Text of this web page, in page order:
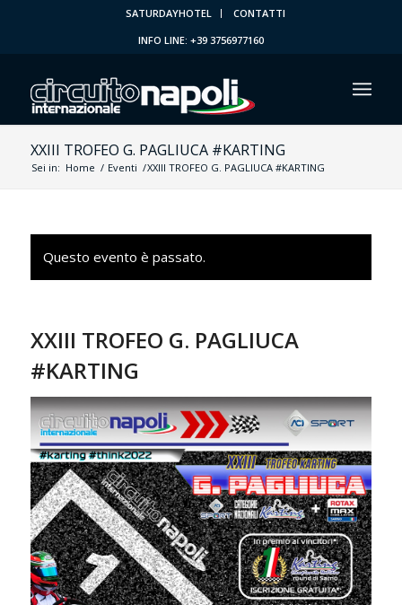
SATURDAYHOTEL
CONTATTI
INFO LINE: +39 3756977160
XXIII TROFEO G. PAGLIUCA #KARTING
Sei in: Home / Eventi /XXIII TROFEO G. PAGLIUCA #KARTING
Questo evento è passato.
XXIII TROFEO G. PAGLIUCA
#KARTING